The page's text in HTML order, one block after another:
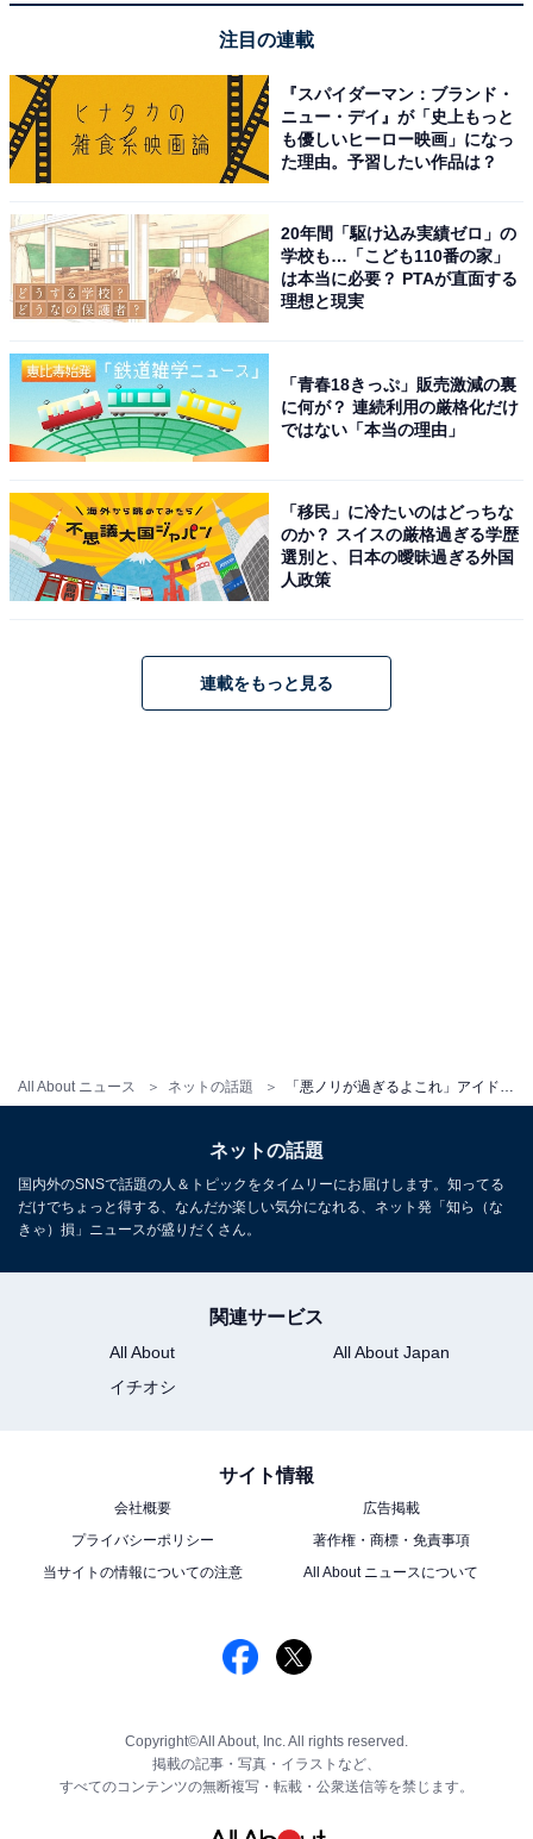
All About ニュース ネットの話題
注目の連載
『スパイダーマン：ブランド・
ニュー・デイ』が「史上もっと
も優しいヒーロー映画」になっ
た理由。予習したい作品は？
20年間「駆け込み実績ゼロ」の
学校も…「こども110番の家」
は本当に必要？ PTAが直面する
理想と現実
「青春18きっぷ」販売激減の裏
に何が？ 連続利用の厳格化だけ
ではない「本当の理由」
「移民」に冷たいのはどっちな
のか？ スイスの厳格過ぎる学歴
選別と、日本の曖昧過ぎる外国
人政策
連載をもっと見る
ネットの話題
国内外のSNSで話題の人＆トピックをタイムリーにお届けします。知ってる
だけでちょっと得する、なんだか楽しい気分になれる、ネット発「知ら（な
きゃ）損」ニュースが盛りだくさん。
関連サービス
All About
All About Japan
イチオシ
サイト情報
会社概要
広告掲載
プライバシーポリシー
著作権・商標・免責事項
当サイトの情報についての注意
All About ニュースについて
Copyright©All About, Inc. All rights reserved.
掲載の記事・写真・イラストなど、
すべてのコンテンツの無断複写・転載・公衆送信等を禁じます。